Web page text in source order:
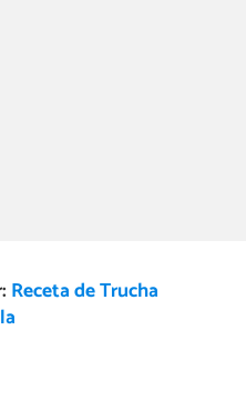
Receta de Trucha